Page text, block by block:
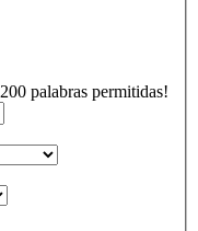
200 palabras permitidas!